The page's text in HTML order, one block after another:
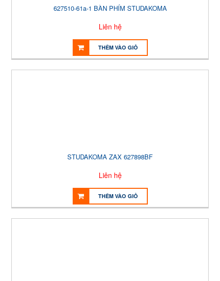
627510-61a-1 BÀN PHÍM STUDAKOMA
Liên hệ
THÊM VÀO GIỎ
STUDAKOMA ZAX 627898BF
Liên hệ
THÊM VÀO GIỎ